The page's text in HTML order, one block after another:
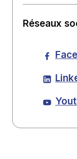
Réseaux